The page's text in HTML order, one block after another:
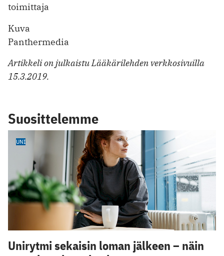
toimittaja
Kuva
Panthermedia
Artikkeli on julkaistu Lääkärilehden verkkosivuilla
15.3.2019.
Suosittelemme
UNI
Unirytmi sekaisin loman jälkeen – näin